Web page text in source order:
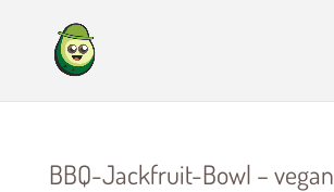
BBQ-Jackfruit-Bowl – vegan